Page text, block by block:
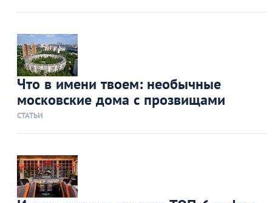
Что в имени твоем: необычные
московские дома с прозвищами
СТАТЬИ